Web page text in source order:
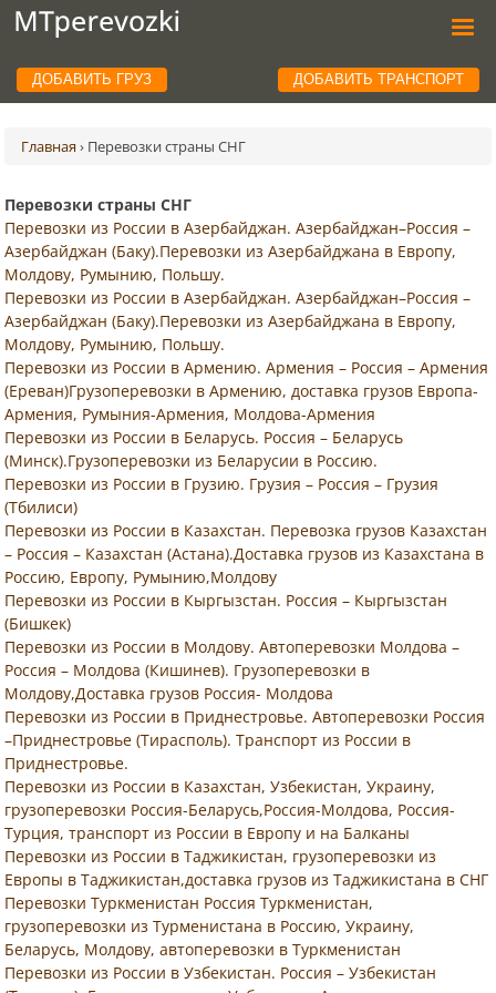
ДОБАВИТЬ ГРУЗ ДОБАВИТЬ ТРАНСПОРТ
Главная › Перевозки страны СНГ
Перевозки страны СНГ
Перевозки из России в Азербайджан. Азербайджан–Россия –
Азербайджан (Баку).Перевозки из Азербайджана в Европу,
Молдову, Румынию, Польшу.
Перевозки из России в Азербайджан. Азербайджан–Россия –
Азербайджан (Баку).Перевозки из Азербайджана в Европу,
Молдову, Румынию, Польшу.
Перевозки из России в Армению. Армения – Россия – Армения
(Ереван)Грузоперевозки в Армению, доставка грузов Европа-
Армения, Румыния-Армения, Молдова-Армения
Перевозки из России в Беларусь. Россия – Беларусь
(Минск).Грузоперевозки из Беларусии в Россию.
Перевозки из России в Грузию. Грузия – Россия – Грузия
(Тбилиси)
Перевозки из России в Казахстан. Перевозка грузов Казахстан
– Россия – Казахстан (Астана).Доставка грузов из Казахстана в
Россию, Европу, Румынию,Молдову
Перевозки из России в Кыргызстан. Россия – Кыргызстан
(Бишкек)
Перевозки из России в Молдову. Автоперевозки Молдова –
Россия – Молдова (Кишинев). Грузоперевозки в
Молдову,Доставка грузов Россия- Молдова
Перевозки из России в Приднестровье. Автоперевозки Россия
–Приднестровье (Тирасполь). Транспорт из России в
Приднестровье.
Перевозки из России в Казахстан, Узбекистан, Украину,
грузоперевозки Россия-Беларусь,Россия-Молдова, Россия-
Турция, транспорт из России в Европу и на Балканы
Перевозки из России в Таджикистан, грузоперевозки из
Европы в Таджикистан,доставка грузов из Таджикистана в СНГ
Перевозки Туркменистан Россия Туркменистан,
грузоперевозки из Турменистана в Россию, Украину,
Беларусь, Молдову, автоперевозки в Туркменистан
Перевозки из России в Узбекистан. Россия – Узбекистан